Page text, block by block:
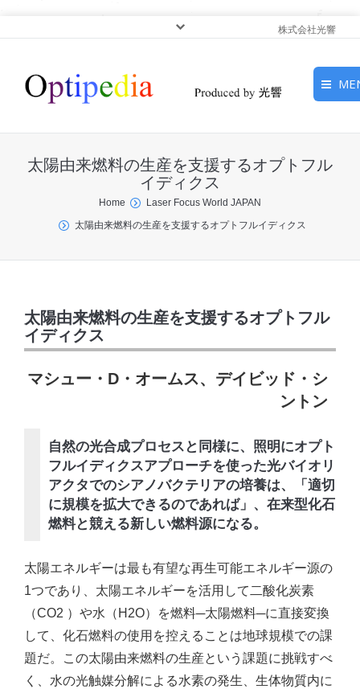
株式会社光響
ピックアップ
サービス
太陽由来燃料の生産を支援するオプトフル
イディクス
You are here:Home
Laser Focus World JAPAN
太陽由来燃料の生産を支援するオプトフルイディクス
太陽由来燃料の生産を支援するオプトフル
イディクス
マシュー・D・オームス、デイビッド・シ
ントン
自然の光合成プロセスと同様に、照明にオプト
フルイディクスアプローチを使った光バイオリ
アクタでのシアノバクテリアの培養は、「適切
に規模を拡大できるのであれば」、在来型化石
燃料と競える新しい燃料源になる。
太陽エネルギーは最も有望な再生可能エネルギー源の
1つであり、太陽エネルギーを活用して二酸化炭素
（CO2 ）や水（H2O）を燃料─太陽燃料─に直接変換
して、化石燃料の使用を控えることは地球規模での課
題だ。この太陽由来燃料の生産という課題に挑戦すべ
く、水の光触媒分解による水素の発生、生体物質内に